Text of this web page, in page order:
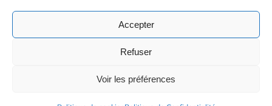
Accepter
Refuser
Voir les préférences
© Copyright 2026 | Avada Website Builder par